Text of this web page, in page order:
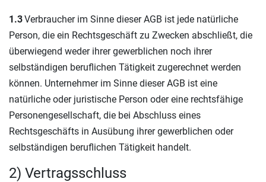
1.3Verbraucher im Sinne dieser AGB ist jede natürliche
Person, die ein Rechtsgeschäft zu Zwecken abschließt, die
überwiegend weder ihrer gewerblichen noch ihrer
selbständigen beruflichen Tätigkeit zugerechnet werden
können. Unternehmer im Sinne dieser AGB ist eine
natürliche oder juristische Person oder eine rechtsfähige
Personengesellschaft, die bei Abschluss eines
Rechtsgeschäfts in Ausübung ihrer gewerblichen oder
selbständigen beruflichen Tätigkeit handelt.
2) Vertragsschluss